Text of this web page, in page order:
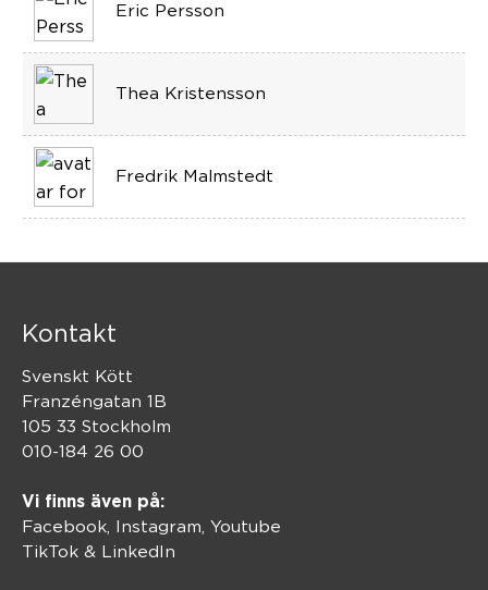
Eric Persson
Thea Kristensson
Fredrik Malmstedt
Kontakt
Svenskt Kött
Franzéngatan 1B
105 33 Stockholm
010-184 26 00
Vi finns även på:
Facebook, Instagram Youtube
TikTok & LinkedIn